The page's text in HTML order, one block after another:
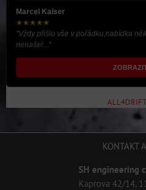
Marcel Kaiser
★★★★★
"Vždy přišlo vše v pořádku,nabídka
nenašel..."
KONTAKT
SH engineering
Kaprova 42/14,